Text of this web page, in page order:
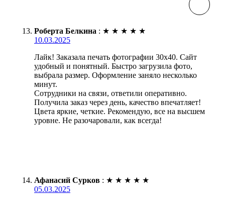
Роберта Белкина : ★ ★ ★ ★ ★
10.03.2025
Лайк! Заказала печать фотографии 30х40. Сайт
удобный и понятный. Быстро загрузила фото,
выбрала размер. Оформление заняло несколько
минут.
Сотрудники на связи, ответили оперативно.
Получила заказ через день, качество впечатляет!
Цвета яркие, четкие. Рекомендую, все на высшем
уровне. Не разочаровали, как всегда!
Афанасий Сурков : ★ ★ ★ ★ ★
05.03.2025